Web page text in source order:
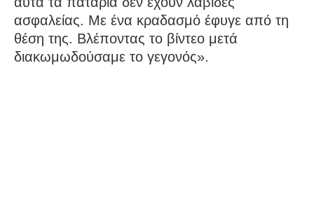
ασφαλείας. Με ένα κραδασμό έφυγε από τη
θέση της. Βλέποντας το βίντεο μετά
διακωμωδούσαμε το γεγονός».